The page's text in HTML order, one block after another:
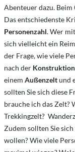
Abenteuer dazu.
Das entschiedenste
Personenzahl. Wer
sich vielleicht ein
der Frage, wie viele
nach der Konstruktion
einem Außenzeltund
sollten Sie sich diese
brauche ich das Zelt?
Trekkingzelt?
Zudem sollten Sie
wollen? Wie viele